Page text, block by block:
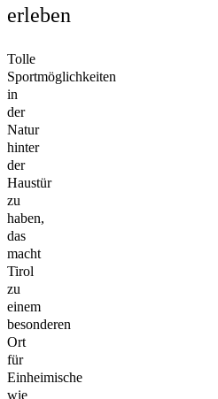
erleben
Tolle
Sportmöglichkeiten
in
der
Natur
hinter
der
Haustür
zu
haben,
das
macht
Tirol
zu
einem
besonderen
Ort
für
Einheimische
wie